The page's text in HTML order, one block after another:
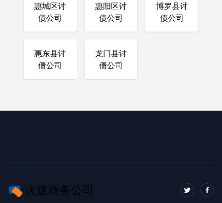
惠城区讨
债公司
惠阳区讨
债公司
博罗县讨
债公司
惠东县讨
债公司
龙门县讨
债公司